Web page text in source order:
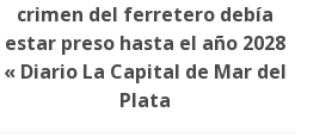
crimen del ferretero debía
estar preso hasta el año 2028
« Diario La Capital de Mar del
Plata